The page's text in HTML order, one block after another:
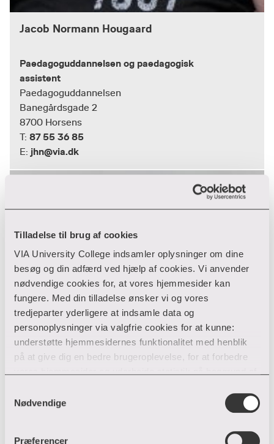
Tilladelse til brug af cookies
VIA University College indsamler oplysninger om dine
besøg og din adfærd ved hjælp af cookies. Vi anvender
nødvendige cookies for, at vores hjemmesider kan
fungere. Med din tilladelse ønsker vi og vores
tredjeparter yderligere at indsamle data og
personoplysninger via valgfrie cookies for at kunne:
understøtte hjemmesidernes funktionalitet med henblik
på at give dig en bedre brugeroplevelse, for at forbedre
hjemmesider og sociale netværk.
Du kan til enhver tid til- og fravælge cookies eller trække
Nødvendige
Præferencer
Jacob Normann Hougaard
Paedagoguddannelsen og paedagogisk
assistent
Paedagoguddannelsen
Banegårdsgade 2
8700 Horsens
T: 87 55 36 85
E: jhn@via.dk